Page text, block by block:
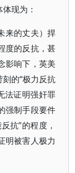
现为：
来的丈夫）捍
度的反抗，甚
影响下，英美
的“极力反抗
法证明强奸罪
强制手段要件
抗”的程度，
明被害人极力